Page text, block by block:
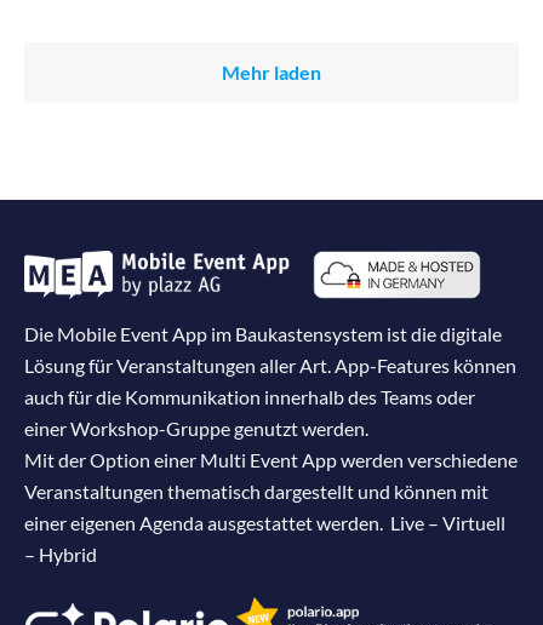
Mehr laden
Die Mobile Event App im Baukastensystem ist die digitale
Lösung für Veranstaltungen aller Art. App-Features können
auch für die Kommunikation innerhalb des Teams oder
einer Workshop-Gruppe genutzt werden.
Mit der Option einer Multi Event App werden verschiedene
Veranstaltungen thematisch dargestellt und können mit
einer eigenen Agenda ausgestattet werden. Live – Virtuell
– Hybrid